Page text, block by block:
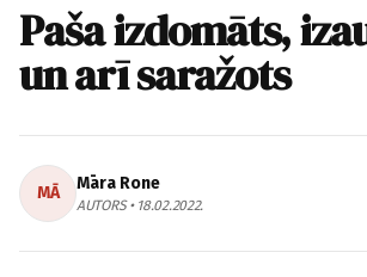
Paša izdomāts,
un arī saražots
MĀ Māra Rone
AUTORS • 18.02.2022.